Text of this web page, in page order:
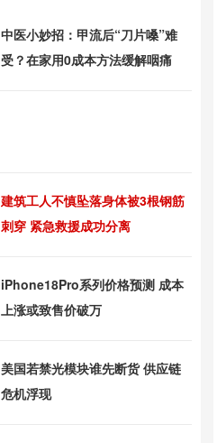
中医小妙招：甲流后“刀片嗓”难
受？在家用0成本方法缓解咽痛
建筑工人不慎坠落身体被3根钢筋
刺穿 紧急救援成功分离
iPhone18Pro系列价格预测 成本
上涨或致售价破万
美国若禁光模块谁先断货 供应链
危机浮现